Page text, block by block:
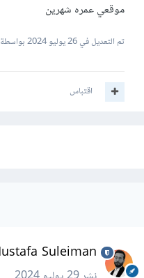
موقعي عمره شهرين
تم التعديل في26 يوليو 2024 بواسطة
اقتباس
Suleiman